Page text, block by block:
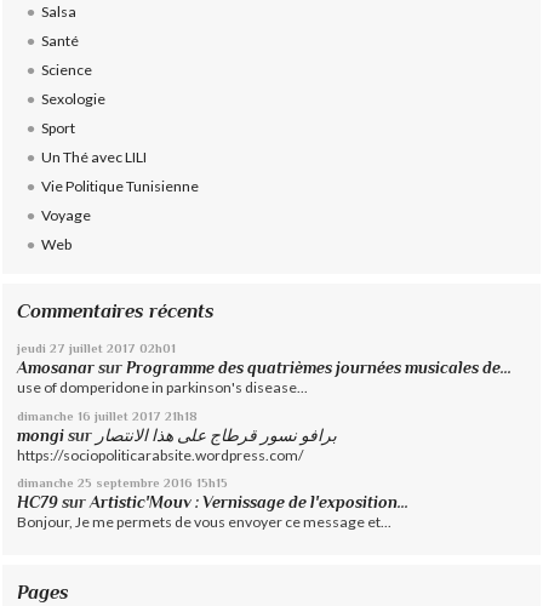
Salsa
Santé
Science
Sexologie
Sport
Un Thé avec LILI
Vie Politique Tunisienne
Voyage
Web
Commentaires récents
jeudi 27 juillet 2017 02h01
Amosanar surProgramme des quatrièmes journées musicales de...
use of domperidone in parkinson's disease...
dimanche 16 juillet 2017 21h18
mongi sur برافو نسور قرطاج على هذا الانتصار
https://sociopoliticarabsite.wordpress.com/
dimanche 25 septembre 2016 15h15
HC79 surArtistic'Mouv : Vernissage de l'exposition...
Bonjour, Je me permets de vous envoyer ce message et...
Pages